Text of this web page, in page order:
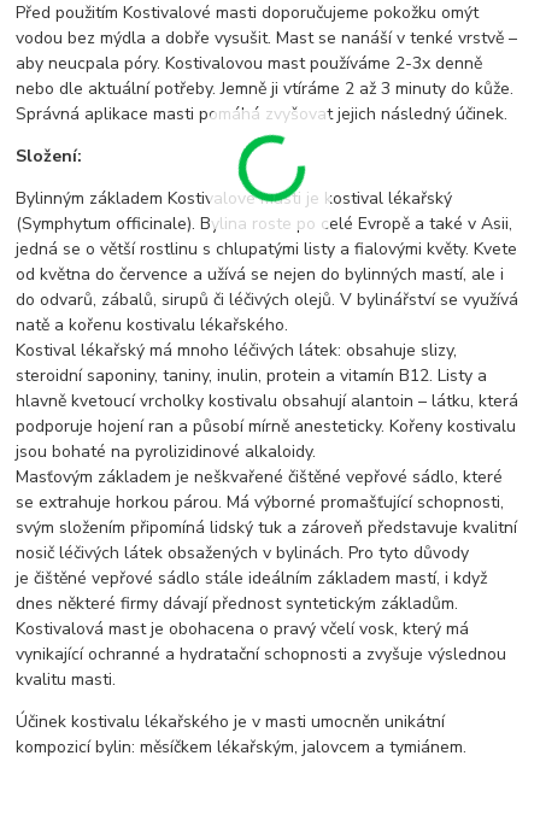
Před použitím Kostivalové masti doporučujeme pokožku omýt
vodou bez mýdla a dobře vysušit. Mast se nanáší v tenké vrstvě –
aby neucpala póry. Kostivalovou mast používáme 2-3x denně
nebo dle aktuální potřeby. Jemně ji vtíráme 2 až 3 minuty do kůže.
Správná aplikace masti pomáhá zvyšovat jejich následný účinek.
Složení:
Bylinným základem Kostivalové masti je kostival lékařský
(Symphytum officinale). Bylina roste po celé Evropě a také v Asii,
jedná se o větší rostlinu s chlupatými listy a fialovými květy. Kvete
od května do července a užívá se nejen do bylinných mastí, ale i
do odvarů, zábalů, sirupů či léčivých olejů. V bylinářství se využívá
natě a kořenu kostivalu lékařského.
Kostival lékařský má mnoho léčivých látek: obsahuje slizy,
steroidní saponiny, taniny, inulin, protein a vitamín B12. Listy a
hlavně kvetoucí vrcholky kostivalu obsahují alantoin – látku, která
podporuje hojení ran a působí mírně anesteticky. Kořeny kostivalu
jsou bohaté na pyrolizidinové alkaloidy.
Masťovým základem je neškvařené čištěné vepřové sádlo, které
se extrahuje horkou párou. Má výborné promašťující schopnosti,
svým složením připomíná lidský tuk a zároveň představuje kvalitní
nosič léčivých látek obsažených v bylinách. Pro tyto důvody
je čištěné vepřové sádlo stále ideálním základem mastí, i když
dnes některé firmy dávají přednost syntetickým základům.
Kostivalová mast je obohacena o pravý včelí vosk, který má
vynikající ochranné a hydratační schopnosti a zvyšuje výslednou
kvalitu masti.
Účinek kostivalu lékařského je v masti umocněn unikátní
kompozicí bylin: měsíčkem lékařským, jalovcem a tymiánem.